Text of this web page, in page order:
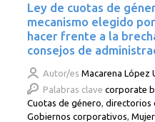
Ley de cuotas de
mecanismo elegido
hacer frente a la
consejos de
Autor/es Macarena López
Palabras clave corporate
Cuotas de género ,directorios
Gobiernos corporativos ,